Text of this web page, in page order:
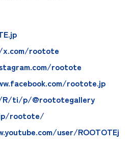
rootote
rootote
rootote.jp
ti/p/@roototegallery
rootote/
user/ROOTOTEj